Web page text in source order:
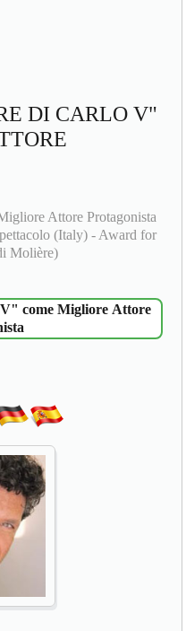
DI CARLO V"
Attore Protagonista
(Italy) - Award for
Molière)
come Migliore Attore